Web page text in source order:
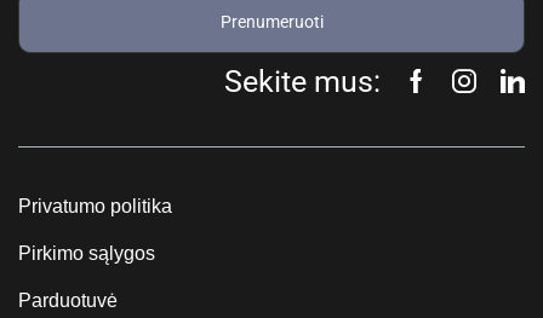
Prenumeruoti
Sekite mus:
Privatumo politika
Pirkimo sąlygos
Parduotuvė